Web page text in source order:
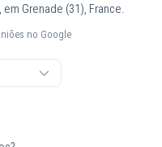
Grenade (31), France.
no Google